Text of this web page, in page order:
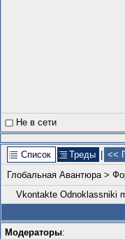
Не в сети
Список Треды <<
Глобальная Авантюра>
Vkontakte Odnoklassniki
Модераторы: